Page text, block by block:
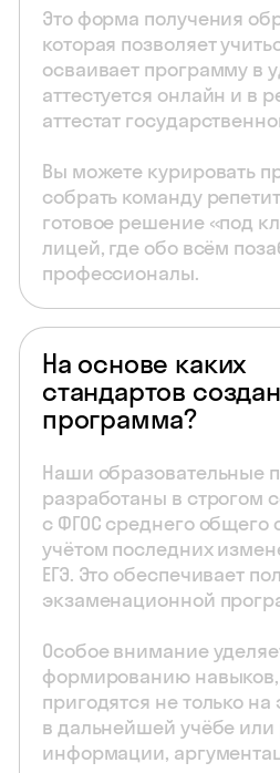
Это форма получения
которая позволяет
осваивает программу в
аттестуется онлайн и в
аттестат
Вы можете курировать
собрать команду
готовое решение «под
лицей, где обо всём
профессионалы.
На основе каких
стандартов
программа?
Наши образовательные
разработаны в строгом
с ФГОС среднего общего
учётом последних
ЕГЭ. Это обеспечивает
экзаменационной
Особое внимание
формированию
пригодятся не только
в дальнейшей учёбе или
информации,